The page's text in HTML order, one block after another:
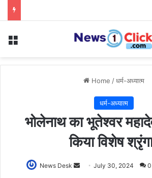
Menu
Home /धर्म-अध्यात्म
धर्म-अध्यात्म
भोलेनाथ का भूतेश्वर
किया विशेष
News Desk
SendJuly 30, 2024 0